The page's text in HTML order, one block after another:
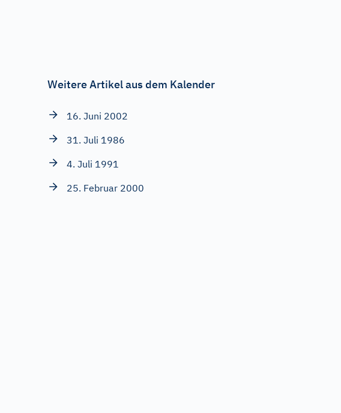
Weitere Artikel aus dem Kalender
16. Juni 2002
31. Juli 1986
4. Juli 1991
25. Februar 2000